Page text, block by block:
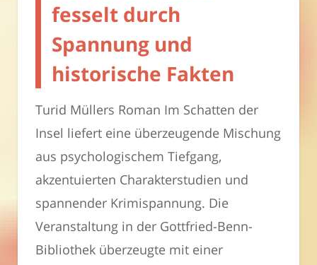
fesselt durch
Spannung und
historische Fakten
Turid Müllers Roman Im Schatten der
Insel liefert eine überzeugende Mischung
aus psychologischem Tiefgang,
akzentuierten Charakterstudien und
spannender Krimispannung. Die
Veranstaltung in der Gottfried-Benn-
Bibliothek überzeugte mit einer